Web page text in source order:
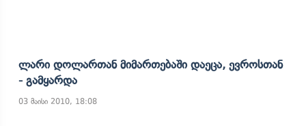
Ლარი Დოლართან Მიმართებაში Დაეცა, Ევროსთან
- Გამყარდა
03 მაისი 2010, 18:08